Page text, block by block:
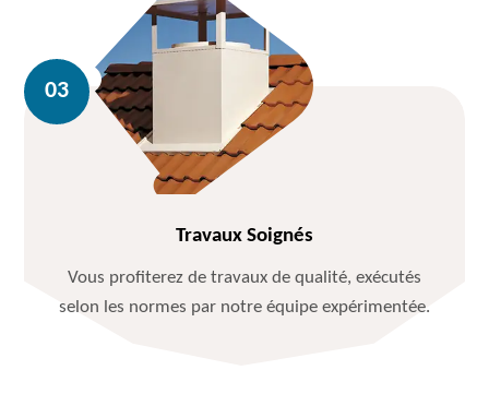
Travaux Soignés
Vous profiterez de travaux de qualité, exécutés
selon les normes par notre équipe expérimentée.